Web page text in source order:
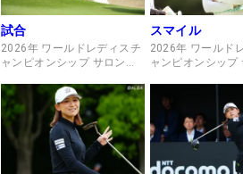
試合
2026年 ワールドレディスチ
ャンピオンシップ サロンパ
スマイル
2026年 ワールド
ャンピオンシップ